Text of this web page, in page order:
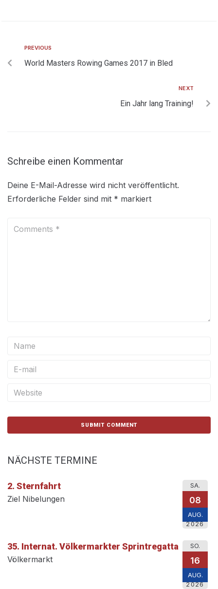
PREVIOUS
World Masters Rowing Games 2017 in Bled
NEXT
Ein Jahr lang Training!
Schreibe einen Kommentar
Deine E-Mail-Adresse wird nicht veröffentlicht.
Erforderliche Felder sind mit * markiert
NÄCHSTE TERMINE
SA.
08
AUG.
2026
2. Sternfahrt
Ziel Nibelungen
SO.
16
AUG.
2026
35. Internat. Völkermarkter Sprintregatta
Völkermarkt